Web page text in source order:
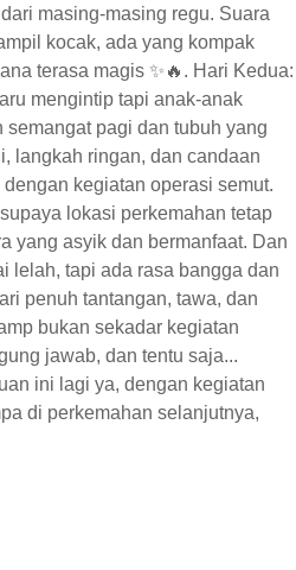
masing-masing regu. Suara
kocak, ada yang kompak
terasa magis ✨🔥. Hari Kedua:
mengintip tapi anak-anak
pagi dan tubuh yang
langkah ringan, dan candaan
kegiatan operasi semut.
lokasi perkemahan tetap
yang asyik dan bermanfaat. Dan
lelah, tapi ada rasa bangga dan
penuh tantangan, tawa, dan
bukan sekadar kegiatan
jawab, dan tentu saja...
ini lagi ya, dengan kegiatan
di perkemahan selanjutnya,